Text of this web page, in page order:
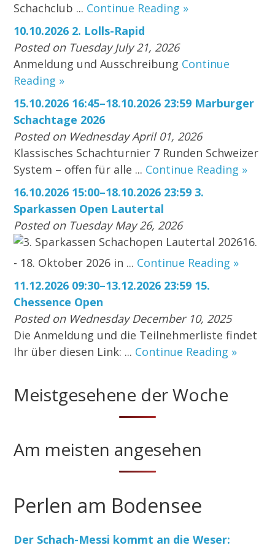
Schachclub ... Continue Reading »
10.10.2026 2. Lolls-Rapid
Posted on Tuesday July 21, 2026
Anmeldung und Ausschreibung Continue
Reading »
15.10.2026 16:45–18.10.2026 23:59 Marburger
Schachtage 2026
Posted on Wednesday April 01, 2026
Klassisches Schachturnier 7 Runden Schweizer
System – offen für alle ... Continue Reading »
16.10.2026 15:00–18.10.2026 23:59 3.
Sparkassen Open Lautertal
Posted on Tuesday May 26, 2026
3. Sparkassen Schachopen Lautertal 202616.
- 18. Oktober 2026 in ... Continue Reading »
11.12.2026 09:30–13.12.2026 23:59 15.
Chessence Open
Posted on Wednesday December 10, 2025
Die Anmeldung und die Teilnehmerliste findet
Ihr über diesen Link: ... Continue Reading »
Meistgesehene der Woche
Am meisten angesehen
Perlen am Bodensee
Der Schach-Messi kommt an die Weser: